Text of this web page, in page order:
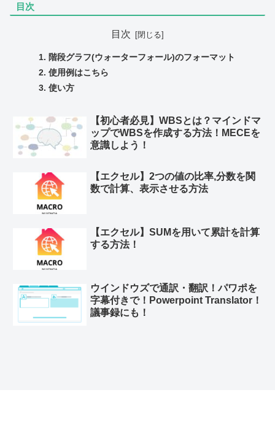
目次
目次
階段グラフ(ウォーターフォール)のフォーマット
使用例はこちら
使い方
【初心者必見】WBSとは？マインドマ
ップでWBSを作成する方法！MECEを
意識しよう！
【エクセル】2つの値の比率,分数を関
数で計算、表示させる方法
【エクセル】SUMを用いて累計を計算
する方法！
ウインドウズで通訳・翻訳！パワポを
字幕付きで！Powerpoint Translator！
議事録にも！